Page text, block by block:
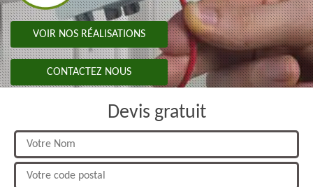
VOIR NOS RÉALISATIONS
CONTACTEZ NOUS
Devis gratuit